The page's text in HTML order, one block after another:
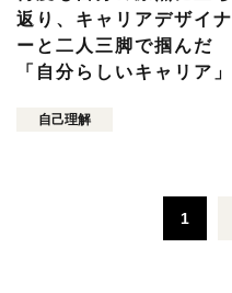
返り、キャリアデザイナ
ーと二人三脚で掴んだ
「自分らしいキャリア」
自己理解
1